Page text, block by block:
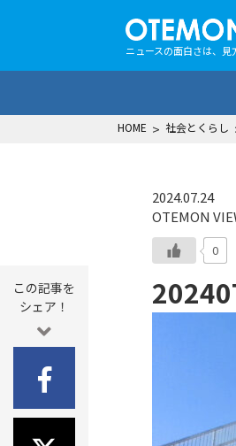
ニュースの面白さは、
HOME > 社会とくらし
2024.07.24
OTEMON
0
この記事を
シェア！